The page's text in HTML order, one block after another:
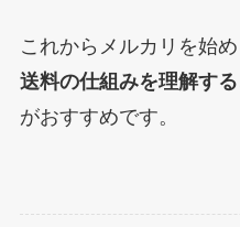
これからメルカリを始
送料の仕組みを理解する
がおすすめです。